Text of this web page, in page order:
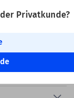
Privatkunde?
oder